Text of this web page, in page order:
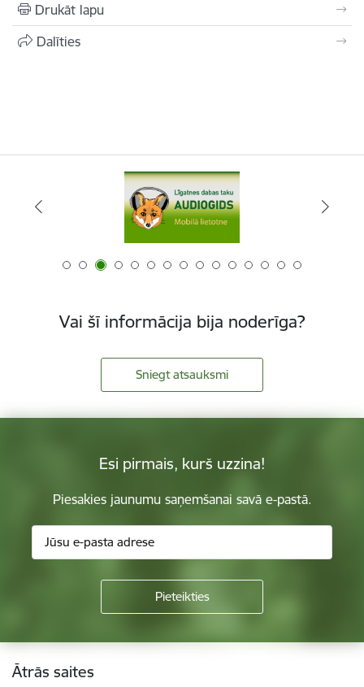
Drukāt lapu
Dalīties
Vai šī informācija bija noderīga?
Sniegt atsauksmi
Esi pirmais, kurš uzzina!
Piesakies jaunumu saņemšanai savā e-pastā.
Kājene
Ātrās saites